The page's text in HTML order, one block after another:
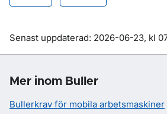
Om sidan
Senast uppdaterad: 2026-06-23, kl
Mer inom Buller
Bullerkrav för mobila arbetsmaskiner